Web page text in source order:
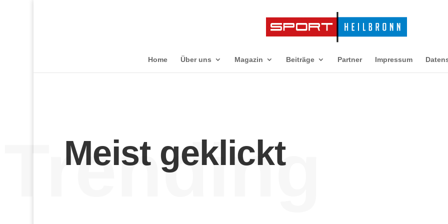
Home Über uns Magazin Beiträge Partner Impressum
Meist geklickt
Trending